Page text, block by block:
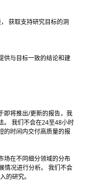
获取支持研究目标的洞
供与目标一致的结论和建
即将推出/更新的报告，我
。 我们不会在24至48小时
的时间内交付高质量的报
场在不同细分领域的分布
情况进行分析。 我们不会
的研究。